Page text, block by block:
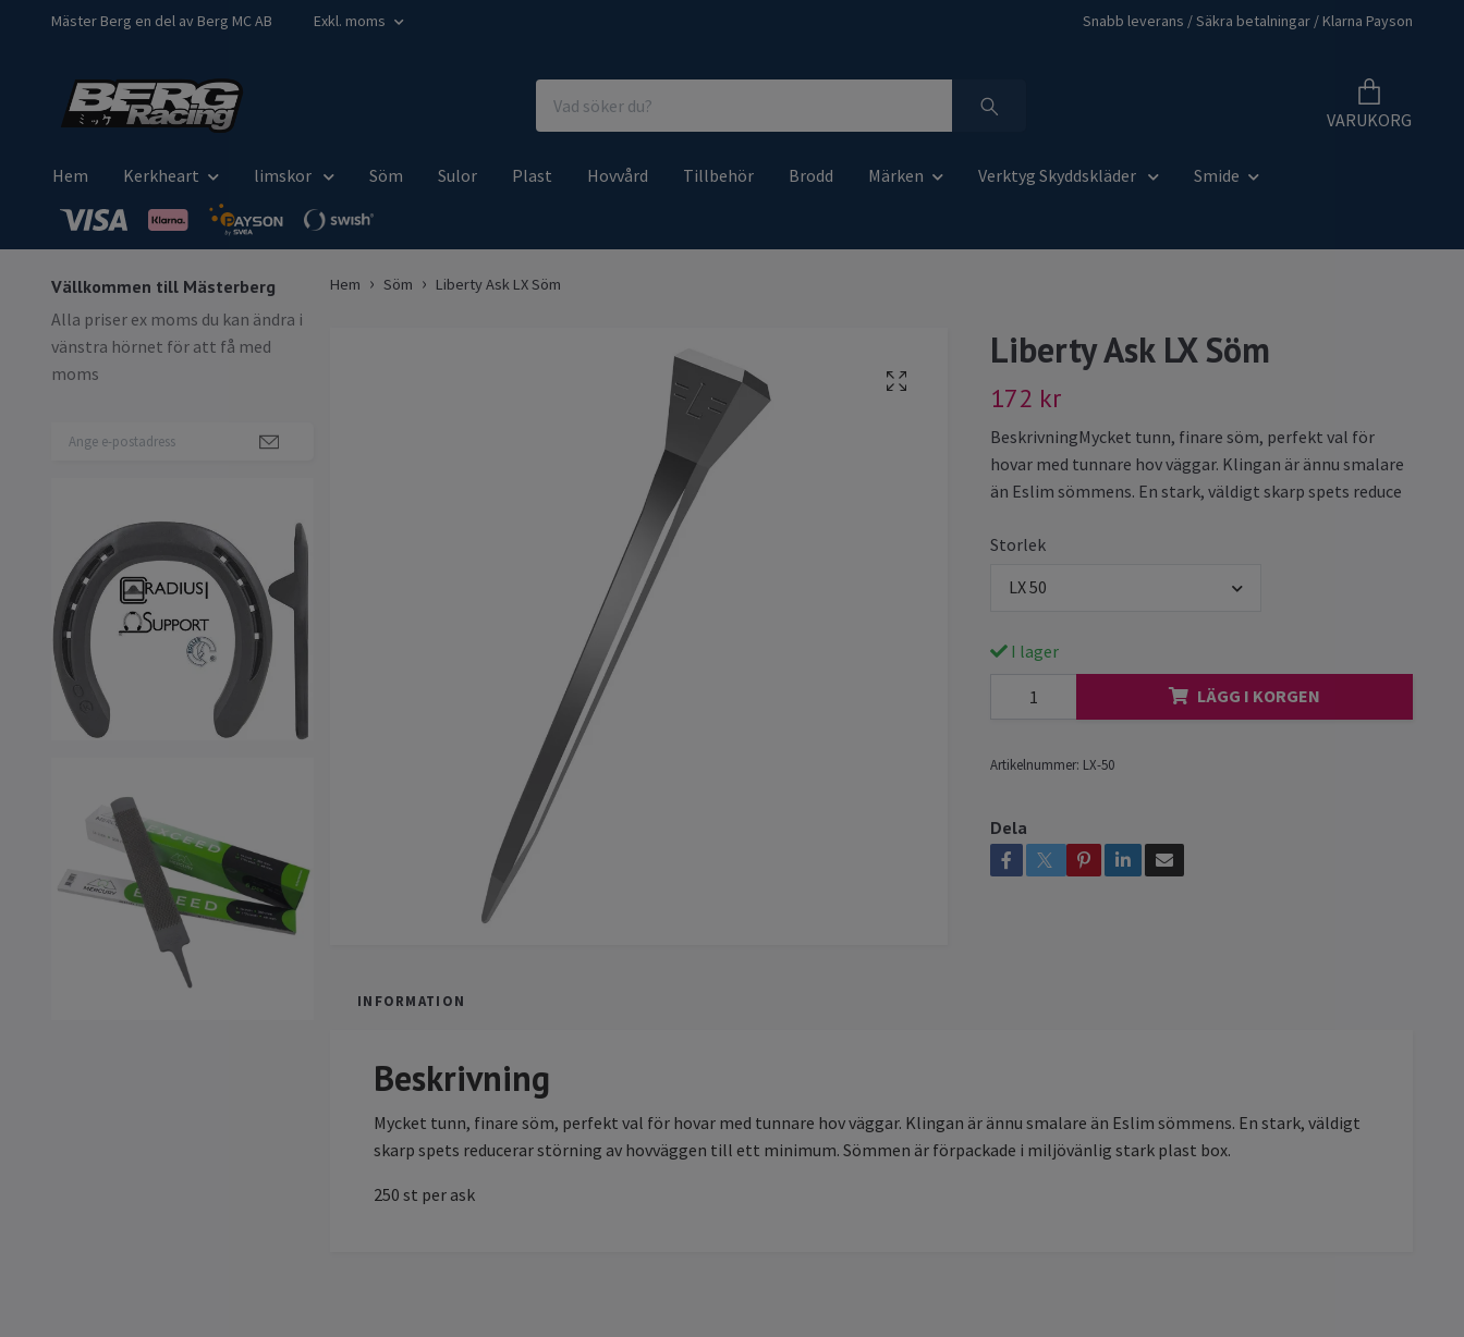
Mäster Berg en del av Berg MC AB Exkl. moms Snabb leverans / Säkra betalningar / Klarna Payson
VARUKORG
Hem Kerkheart limskor Söm Sulor Plast Hovvård Tillbehör Brodd Märken Verktyg Skyddskläder Smide
Vällkommen till Mästerberg
Alla priser ex moms du kan ändra i
vänstra hörnet för att få med
moms
Hem Söm Liberty Ask LX Söm
Liberty Ask LX Söm
172 kr
BeskrivningMycket tunn, finare söm, perfekt val för
hovar med tunnare hov väggar. Klingan är ännu smalare
än Eslim sömmens. En stark, väldigt skarp spets reduce
Storlek
LX 50
I lager
LÄGG I KORGEN
Artikelnummer: LX-50
Dela
INFORMATION
Beskrivning
Mycket tunn, finare söm, perfekt val för hovar med tunnare hov väggar. Klingan är ännu smalare än Eslim sömmens. En stark, väldigt
skarp spets reducerar störning av hovväggen till ett minimum. Sömmen är förpackade i miljövänlig stark plast box.
250 st per ask